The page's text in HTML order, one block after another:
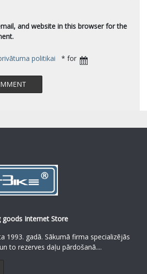
and website in this browser for the
politikai * for
goods Internet Store
1993. gadā. Sākumā firma specializējās
to rezerves daļu pārdošanā....